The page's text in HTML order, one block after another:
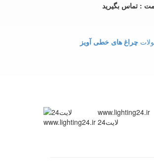
: تماس بگیرید
چراغ های خطی آویز
www.lighting24.ir
لایت24